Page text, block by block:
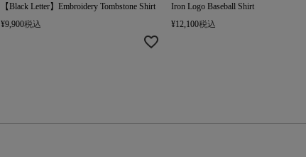
【Black Letter】Embroidery Tombstone Shirt
¥9,900税込
Iron Logo Baseball Shirt
¥12,100税込